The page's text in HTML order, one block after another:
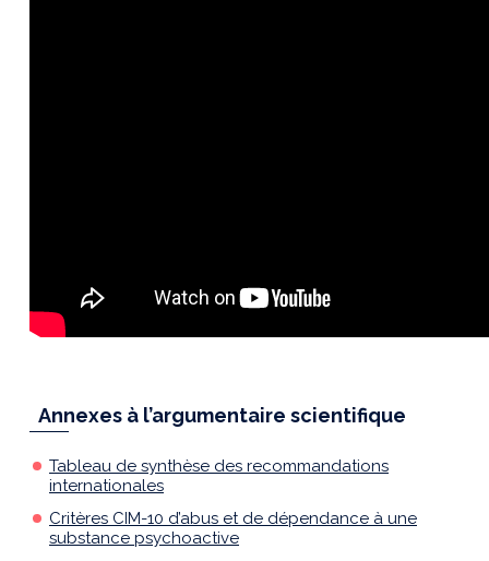
Annexes à l’argumentaire scientifique
Tableau de synthèse des recommandations
internationales
Critères CIM-10 d’abus et de dépendance à une
substance psychoactive